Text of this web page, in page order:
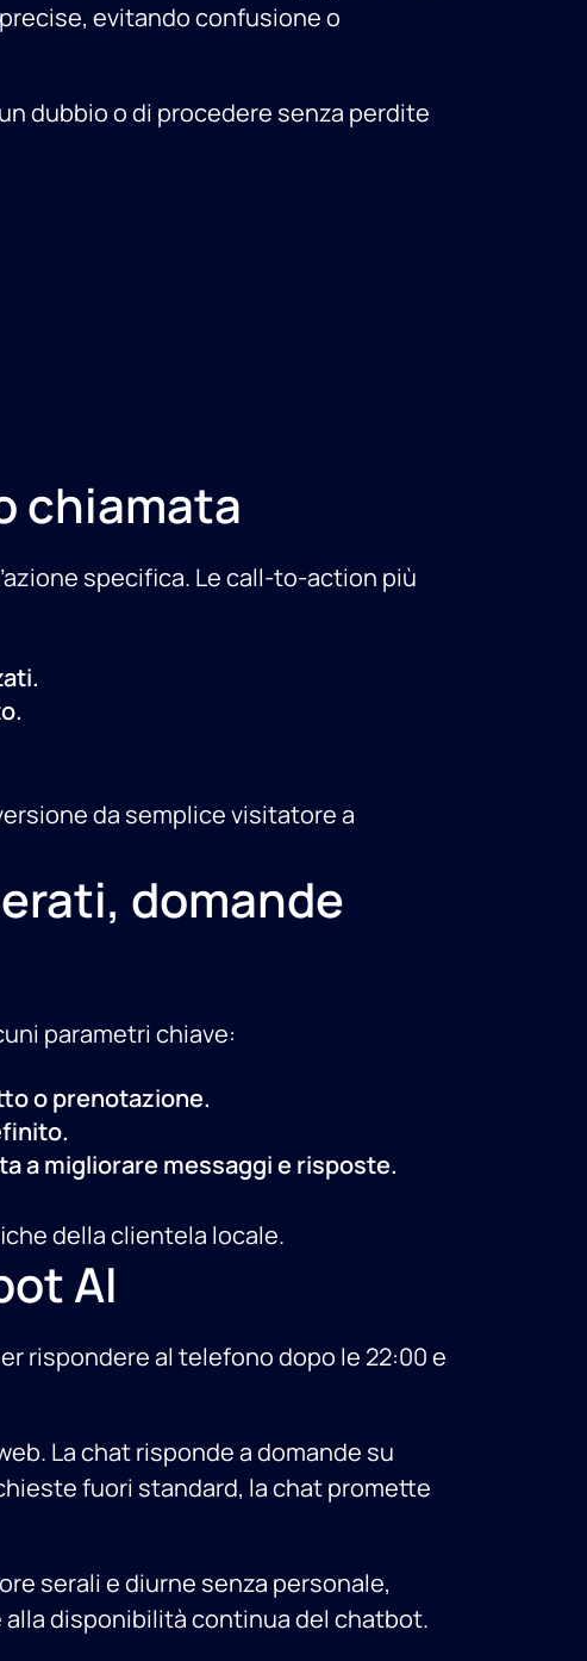
evitando confusione o
dubbio o di procedere senza perdite
chiamata
specifica. Le call-to-action più
da semplice visitatore a
domande
parametri chiave:
o prenotazione.
a migliorare messaggi e risposte.
della clientela locale.
AI
rispondere al telefono dopo le 22:00 e
La chat risponde a domande su
fuori standard, la chat promette
serali e diurne senza personale,
disponibilità continua del chatbot.